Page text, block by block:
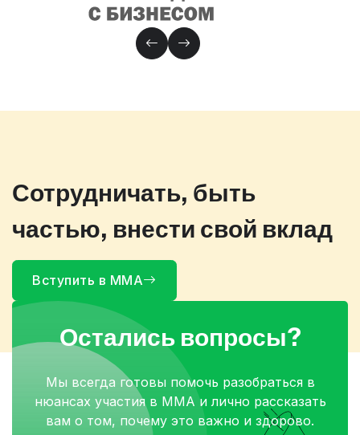
Сотрудничать, быть
частью, внести свой вклад
Вступить в ММА
Остались вопросы?
Мы всегда готовы помочь разобраться в
нюансах участия в ММА и лично рассказать
вам о том, почему это важно и здорово.